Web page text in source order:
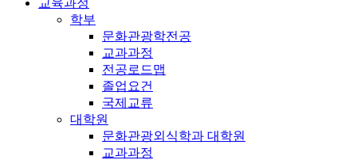
학부
문화관광학전공
교과과정
전공로드맵
졸업요건
국제교류
대학원
문화관광외식학과 대학원
교과과정